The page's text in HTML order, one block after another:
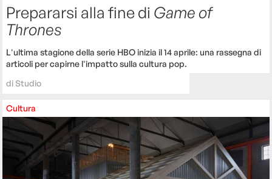
Prepararsi alla fine di Game of
Thrones
L'ultima stagione della serie HBO inizia il 14 aprile: una rassegna di
articoli per capirne l'impatto sulla cultura pop.
diStudio
Cultura